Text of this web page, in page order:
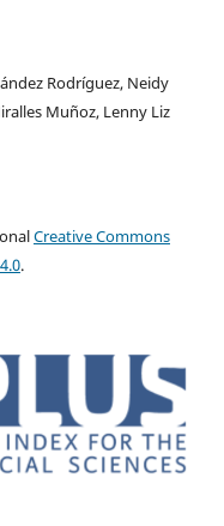
Rodríguez, Neidy
Muñoz, Lenny Liz
Creative Commons
.